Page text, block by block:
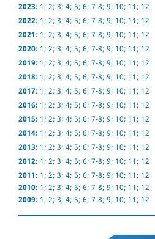
2023: 1; 2; 3; 4; 5; 6; 7-8; 9; 10; 11; 12
2022: 1; 2; 3; 4; 5; 6; 7-8; 9; 10; 11; 12
2021: 1; 2; 3; 4; 5; 6; 7-8; 9; 10; 11; 12
2020: 1; 2; 3; 4; 5; 6; 7-8; 9; 10; 11; 12
2019: 1; 2; 3; 4; 5; 6; 7-8; 9; 10; 11; 12
2018: 1; 2; 3; 4; 5; 6; 7-8; 9; 10; 11; 12
2017: 1; 2; 3; 4; 5; 6; 7-8; 9; 10; 11; 12
2016: 1; 2; 3; 4; 5; 6; 7-8; 9; 10; 11; 12
2015: 1; 2; 3; 4; 5; 6; 7-8; 9; 10; 11; 12
2014: 1; 2; 3; 4; 5; 6; 7-8; 9; 10; 11; 12
2013: 1; 2; 3; 4; 5; 6; 7-8; 9; 10; 11; 12
2012: 1; 2; 3; 4; 5; 6; 7-8; 9; 10; 11; 12
2011: 1; 2; 3; 4; 5; 6; 7-8; 9; 10; 11; 12
2010: 1; 2; 3; 4; 5; 6; 7-8; 9; 10; 11; 12
2009: 1; 2; 3; 4; 5; 6; 7-8; 9; 10; 11; 12